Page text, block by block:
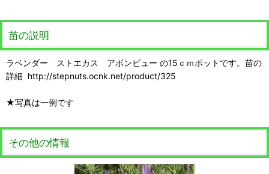
苗の説明
ラベンダー ストエカス アボンビュー の15ｃｍポットです。苗の
詳細 http://stepnuts.ocnk.net/product/325
★写真は一例です
その他の情報